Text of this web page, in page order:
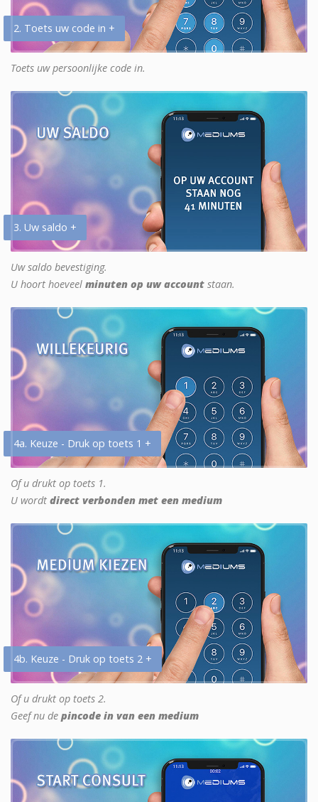
2. Toets uw code in +
Toets uw persoonlijke code in.
3. Uw saldo +
Uw saldo bevestiging.
U hoort hoeveel minuten op uw account staan.
4a. Keuze - Druk op toets 1 +
Of u drukt op toets 1.
U wordt direct verbonden met een medium
4b. Keuze - Druk op toets 2 +
Of u drukt op toets 2.
Geef nu de pincode in van een medium